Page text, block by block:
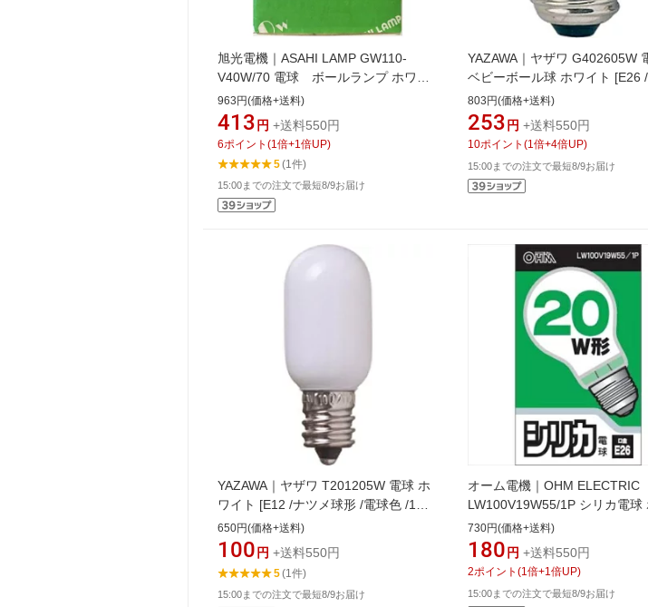
旭光電機｜ASAHI LAMP GW110-
V40W/70 電球 ボールランプ ホワイ
ト [E26 /ボール電球形]
[GW110V40W70]
963円(価格+送料)
413 円 +送料550円
6ポイント (1 倍+1 倍UP)
5(1件)
15:00までの注文で最短8/9お届け
YAZAWA｜ヤザワ G402605W
ベビーボール球 ホワイト [E26 /
電球形 /電球色 /1個][G402605W]
803円(価格+送料)
253 円 +送料550円
10ポイント (1 倍+4倍UP)
15:00までの注文で最短8/9お届け
YAZAWA｜ヤザワ T201205W 電球 ホ
ワイト [E12 /ナツメ球形 /電球色 /1個]
[T201205W]
650円(価格+送料)
100 円 +送料550円
5(1件)
15:00までの注文で最短8/9お届け
オーム電機｜OHM ELECTRIC
LW100V19W55/1P シリカ電球
ト [E26 /一般電球形 /電球色 /1
730円(価格+送料)
180 円 +送料550円
2ポイント (1 倍+1 倍UP)
15:00までの注文で最短8/9お届け